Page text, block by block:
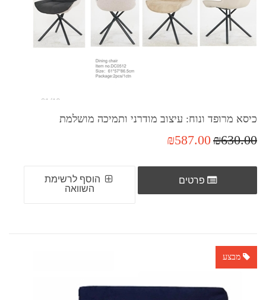
כיסא מרופד ונוח: עיצוב מודרני ותמיכה מושלמת
₪630.00
₪587.00
פרטים
הוסף לרשימת
השוואה
מבצע